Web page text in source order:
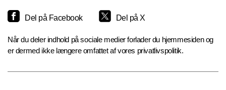
Del på Facebook Del på X
Når du deler indhold på sociale medier forlader du hjemmesiden og
er dermed ikke længere omfattet af vores privatlivspolitik.